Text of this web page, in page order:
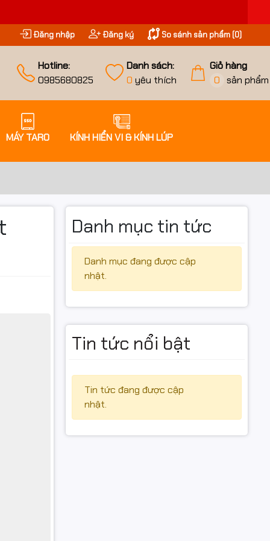
Đăng nhập Đăng ký So sánh sản phẩm (0)
Hotline:
0985680825
Danh sách:
0 yêu thích
Giỏ hàng
0 sản phẩm
MÁY TARO KÍNH HIỂN VI & KÍNH LÚP
Danh mục tin tức
Danh mục đang được cập
nhật.
Tin tức nổi bật
Tin tức đang được cập
nhật.